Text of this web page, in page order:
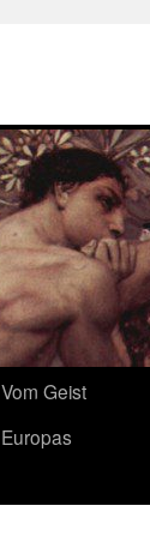
Vom Geist
Europas